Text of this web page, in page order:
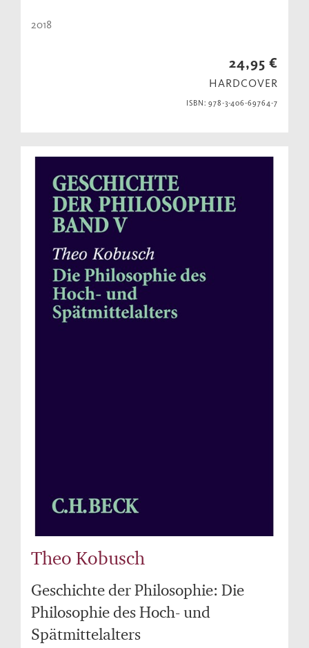
2018
24,95 €
HARDCOVER
ISBN: 978-3-406-69764-7
Theo Kobusch
Geschichte der Philosophie: Die
Philosophie des Hoch- und
Spätmittelalters